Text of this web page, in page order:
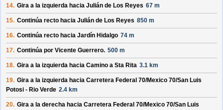
14. Gira a la izquierda hacia Julián de Los Reyes 67 m
15. Continúa recto hacia Julián de Los Reyes 850 m
16. Continúa recto hacia Jardín Hidalgo 74 m
17. Continúa por Vicente Guerrero. 500 m
18. Gira a la izquierda hacia Camino a Sta Rita 3.1 km
19. Gira a la izquierda hacia Carretera Federal 70/Mexico 70/San Luis
Potosi - Rio Verde 2.4 km
20. Gira a la derecha hacia Carretera Federal 70/Mexico 70/San Luis